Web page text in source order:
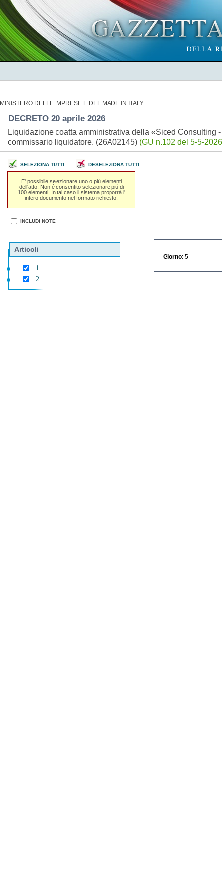
MINISTERO DELLE IMPRESE E DEL MADE IN ITALY
DECRETO 20 aprile 2026
Liquidazione coatta amministrativa della «Siced Consulting
commissario liquidatore. (26A02145) (GU n.102 del 5-5-
SELEZIONA TUTTI DESELEZIONA TUTTI
E' possibile selezionare uno o piú elementi
dell'atto. Non é consentito selezionare piú di
100 elementi. In tal caso il sistema proporrá l'
intero documento nel formato richiesto.
INCLUDI NOTE
Articoli
1
2
Giorno : 5